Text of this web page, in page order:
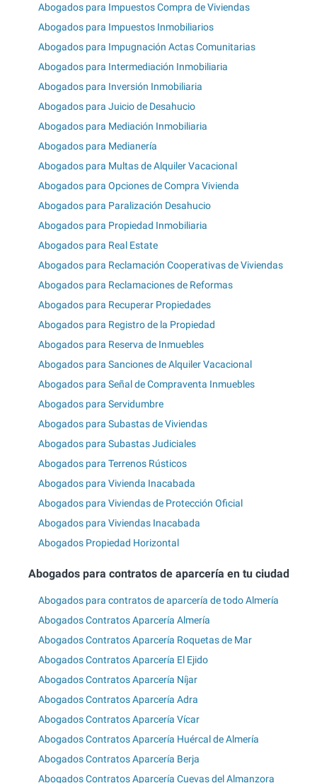
Abogados para Impuestos Compra de Viviendas
Abogados para Impuestos Inmobiliarios
Abogados para Impugnación Actas Comunitarias
Abogados para Intermediación Inmobiliaria
Abogados para Inversión Inmobiliaria
Abogados para Juicio de Desahucio
Abogados para Mediación Inmobiliaria
Abogados para Medianería
Abogados para Multas de Alquiler Vacacional
Abogados para Opciones de Compra Vivienda
Abogados para Paralización Desahucio
Abogados para Propiedad Inmobiliaria
Abogados para Real Estate
Abogados para Reclamación Cooperativas de Viviendas
Abogados para Reclamaciones de Reformas
Abogados para Recuperar Propiedades
Abogados para Registro de la Propiedad
Abogados para Reserva de Inmuebles
Abogados para Sanciones de Alquiler Vacacional
Abogados para Señal de Compraventa Inmuebles
Abogados para Servidumbre
Abogados para Subastas de Viviendas
Abogados para Subastas Judiciales
Abogados para Terrenos Rústicos
Abogados para Vivienda Inacabada
Abogados para Viviendas de Protección Oficial
Abogados para Viviendas Inacabada
Abogados Propiedad Horizontal
Abogados para contratos de aparcería en tu ciudad
Abogados para contratos de aparcería de todo Almería
Abogados Contratos Aparcería Almería
Abogados Contratos Aparcería Roquetas de Mar
Abogados Contratos Aparcería El Ejido
Abogados Contratos Aparcería Níjar
Abogados Contratos Aparcería Adra
Abogados Contratos Aparcería Vícar
Abogados Contratos Aparcería Huércal de Almería
Abogados Contratos Aparcería Berja
Abogados Contratos Aparcería Cuevas del Almanzora